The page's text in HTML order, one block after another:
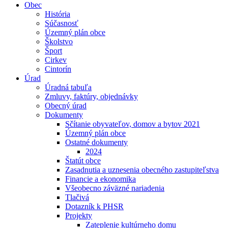
Obec
História
Súčasnosť
Územný plán obce
Školstvo
Šport
Cirkev
Cintorín
Úrad
Úradná tabuľa
Zmluvy, faktúry, objednávky
Obecný úrad
Dokumenty
Sčítanie obyvateľov, domov a bytov 2021
Územný plán obce
Ostatné dokumenty
2024
Štatút obce
Zasadnutia a uznesenia obecného zastupiteľstva
Financie a ekonomika
Všeobecno záväzné nariadenia
Tlačivá
Dotazník k PHSR
Projekty
Zateplenie kultúrneho domu